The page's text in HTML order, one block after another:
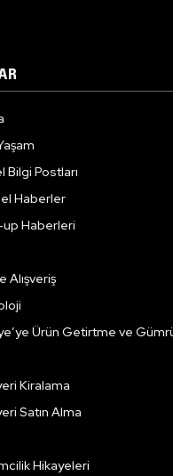
Bilgi Postları
Haberler
Haberleri
Alışveriş
Ürün Getirtme ve
Kiralama
Satın Alma
Hikayeleri